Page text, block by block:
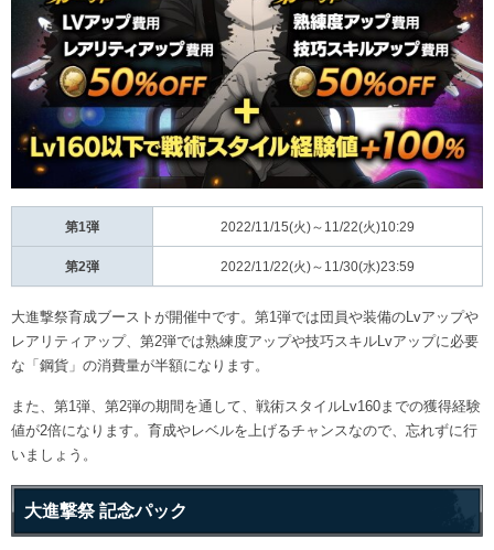
第1弾 2022/11/15(火)～11/22(火)10:29
第2弾 2022/11/22(火)～11/30(水)23:59
大進撃祭育成ブーストが開催中です。第1弾では団員や装備のLvアップや
レアリティアップ、第2弾では熟練度アップや技巧スキルLvアップに必要
な「鋼貨」の消費量が半額になります。
また、第1弾、第2弾の期間を通して、戦術スタイルLv160までの獲得経験
値が2倍になります。育成やレベルを上げるチャンスなので、忘れずに行
いましょう。
大進撃祭 記念パック